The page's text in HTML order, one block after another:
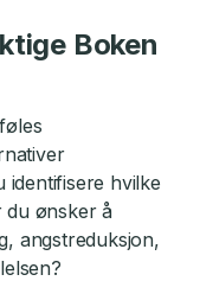
Boken
identifisere hvilke
du ønsker å
angstreduksjon,